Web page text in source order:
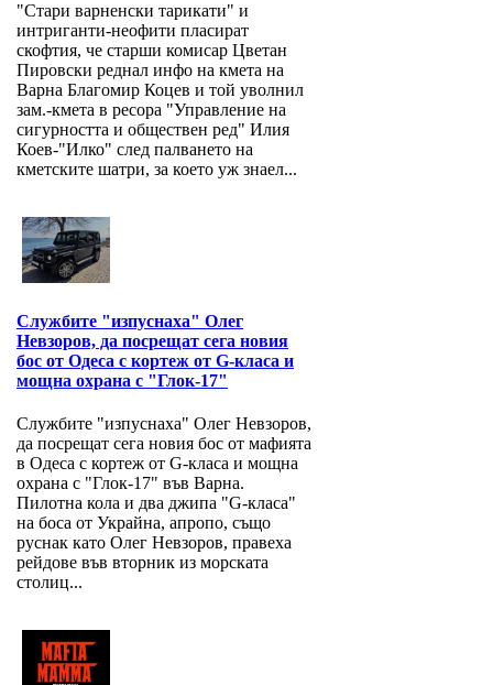
"Стари варненски тарикати" и
интриганти-неофити пласират
скофтия, че старши комисар Цветан
Пировски реднал инфо на кмета на
Варна Благомир Коцев и той уволнил
зам.-кмета в ресора "Управление на
сигурността и обществен ред" Илия
Коев-"Илко" след палването на
кметските шатри, за което уж знаел...
Службите "изпуснаха" Олег
Невзоров, да посрещат сега новия
бос от Одеса с кортеж от G-класа и
мощна охрана с "Глок-17"
Службите "изпуснаха" Олег Невзоров,
да посрещат сега новия бос от мафията
в Одеса с кортеж от G-класа и мощна
охрана с "Глок-17" във Варна.
Пилотна кола и два джипа "G-класа"
на боса от Украйна, апропо, също
руснак като Олег Невзоров, правеха
рейдове във вторник из морската
столиц...